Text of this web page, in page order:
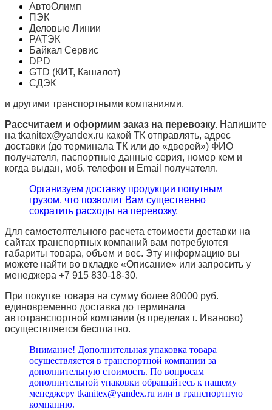
АвтоОлимп
ПЭК
Деловые Линии
РАТЭК
Байкал Сервис
DPD
GTD (КИТ, Кашалот)
СДЭК
и другими транспортными компаниями.
Рассчитаем и оформим заказ на перевозку. Напишите
на tkanitex@yandex.ru какой ТК отправлять, адрес
доставки (до терминала ТК или до «дверей») ФИО
получателя, паспортные данные серия, номер кем и
когда выдан, моб. телефон и Email получателя.
Организуем доставку продукции попутным
грузом, что позволит Вам существенно
сократить расходы на перевозку.
Для самостоятельного расчета стоимости доставки на
сайтах транспортных компаний вам потребуются
габариты товара, объем и вес. Эту информацию вы
можете найти во вкладке «Описание» или запросить у
менеджера +7 915 830-18-30.
При покупке товара на сумму более 80000 руб.
единовременно доставка до терминала
автотранспортной компании (в пределах г. Иваново)
осуществляется бесплатно.
Внимание! Дополнительная упаковка товара
осуществляется в транспортной компании за
дополнительную стоимость. По вопросам
дополнительной упаковки обращайтесь к нашему
менеджеру tkanitex@yandex.ru или в транспортную
компанию.